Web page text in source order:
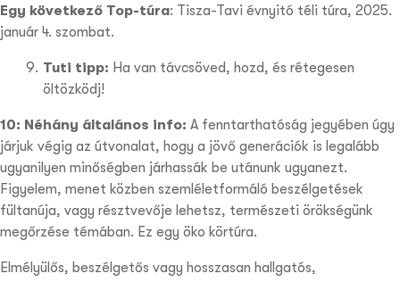
Egy következő Top-túra: Tisza-Tavi évnyitó téli túra, 2025.
január 4. szombat.
Tuti tipp: Ha van távcsöved, hozd, és rétegesen
öltözködj!
10: Néhány általános info: A fenntarthatóság jegyében úgy
járjuk végig az útvonalat, hogy a jövő generációk is legalább
ugyanilyen minőségben járhassák be utánunk ugyanezt.
Figyelem, menet közben szemléletformáló beszélgetések
fültanúja, vagy résztvevője lehetsz, természeti örökségünk
megőrzése témában. Ez egy öko körtúra.
Elmélyülős, beszélgetős vagy hosszasan hallgatós,